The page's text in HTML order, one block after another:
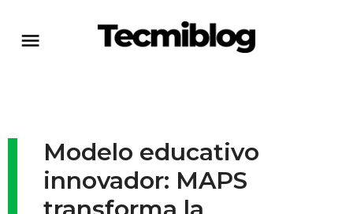
Modelo educativo
innovador: MAPS